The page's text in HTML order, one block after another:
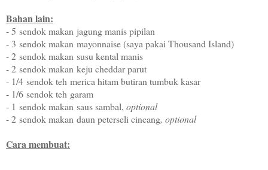
Bahan lain:
- 5 sendok makan jagung manis pipilan
- 3 sendok makan mayonnaise (saya pakai Thousand Island)
- 2 sendok makan susu kental manis
- 2 sendok makan keju cheddar parut
- 1/4 sendok teh merica hitam butiran tumbuk kasar
- 1/6 sendok teh garam
- 1 sendok makan saus sambal, optional
- 2 sendok makan daun peterseli cincang, optional
Cara membuat: